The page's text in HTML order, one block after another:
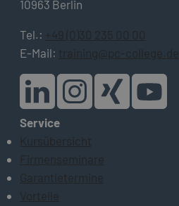
10963 Berlin
Tel.: +49 (0)30 235 00 00
E-Mail: training@pc-college.de
Service
Kursübersicht
Firmenseminare
Garantietermine
Vorteile